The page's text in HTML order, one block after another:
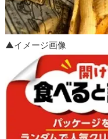
▲イメージ画像